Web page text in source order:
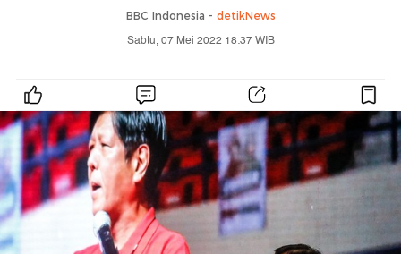
BBC Indonesia - detikNews
Sabtu, 07 Mei 2022 18:37 WIB